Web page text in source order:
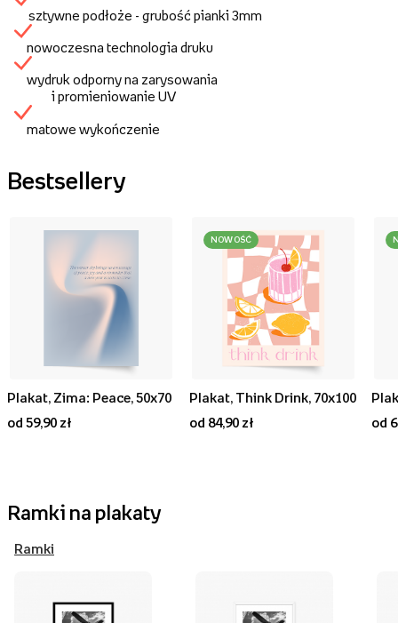
sztywne podłoże - grubość pianki 3mm
nowoczesna technologia druku
wydruk odporny na zarysowania
i promieniowanie UV
matowe wykończenie
Bestsellery
Plakat, Zima: Peace, 50x70
od 59,90 zł
NOWOŚĆ
Plakat, Think Drink, 70x100
od 84,90 zł
od
Ramki na plakaty
Ramki